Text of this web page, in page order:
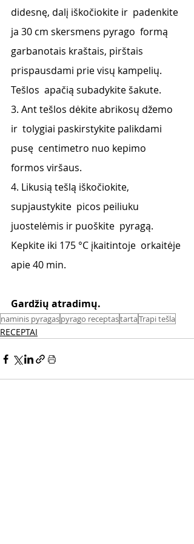
didesnę, dalį iškočiokite ir  padenkite
ja 30 cm skersmens pyrago  formą
garbanotais kraštais, pirštais
prispausdami prie visų kampelių.
Tešlos  apačią subadykite šakute.
3. Ant tešlos dėkite abrikosų džemo
ir  tolygiai paskirstykite palikdami
pusę  centimetro nuo kepimo
formos viršaus.
4. Likusią tešlą iškočiokite,
supjaustykite  picos peiliuku
juostelėmis ir puoškite  pyragą.
Kepkite iki 175 °C įkaitintoje  orkaitėje
apie 40 min.
Gardžių atradimų.
naminis pyragaspyrago receptastartaTrapi tešla
RECEPTAI